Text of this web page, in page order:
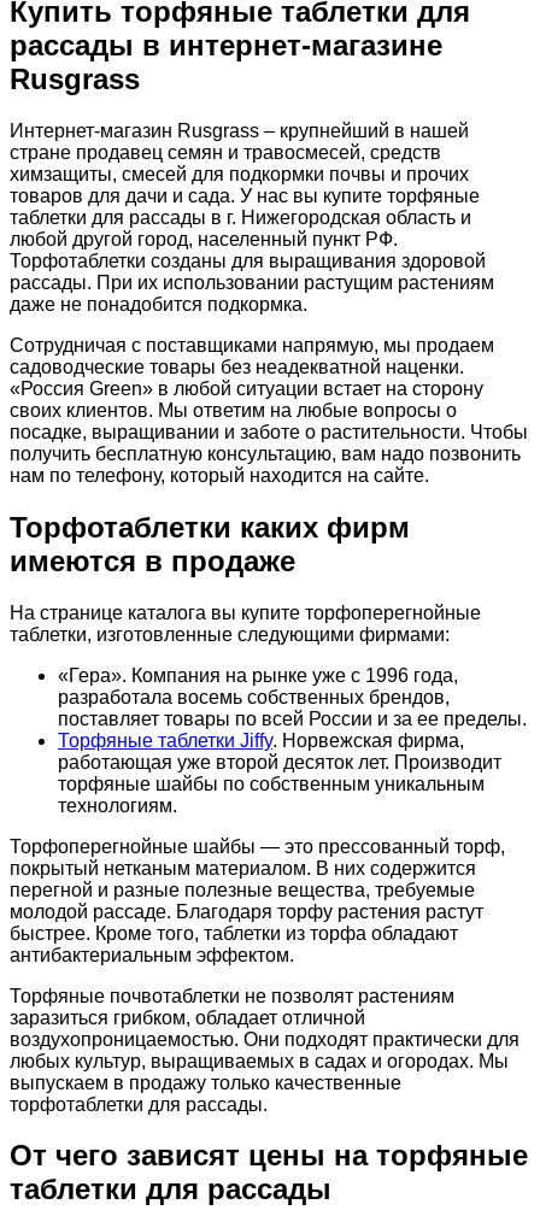
Купить торфяные таблетки для
рассады в интернет-магазине
Rusgrass
Интернет-магазин Rusgrass – крупнейший в нашей
стране продавец семян и травосмесей, средств
химзащиты, смесей для подкормки почвы и прочих
товаров для дачи и сада. У нас вы купите торфяные
таблетки для рассады в г. Нижегородская область и
любой другой город, населенный пункт РФ.
Торфотаблетки созданы для выращивания здоровой
рассады. При их использовании растущим растениям
даже не понадобится подкормка.
Сотрудничая с поставщиками напрямую, мы продаем
садоводческие товары без неадекватной наценки.
«Россия Green» в любой ситуации встает на сторону
своих клиентов. Мы ответим на любые вопросы о
посадке, выращивании и заботе о растительности. Чтобы
получить бесплатную консультацию, вам надо позвонить
нам по телефону, который находится на сайте.
Торфотаблетки каких фирм
имеются в продаже
На странице каталога вы купите торфоперегнойные
таблетки, изготовленные следующими фирмами:
«Гера». Компания на рынке уже с 1996 года,
разработала восемь собственных брендов,
поставляет товары по всей России и за ее пределы.
Торфяные таблетки Jiffy. Норвежская фирма,
работающая уже второй десяток лет. Производит
торфяные шайбы по собственным уникальным
технологиям.
Торфоперегнойные шайбы — это прессованный торф,
покрытый нетканым материалом. В них содержится
перегной и разные полезные вещества, требуемые
молодой рассаде. Благодаря торфу растения растут
быстрее. Кроме того, таблетки из торфа обладают
антибактериальным эффектом.
Торфяные почвотаблетки не позволят растениям
заразиться грибком, обладает отличной
воздухопроницаемостью. Они подходят практически для
любых культур, выращиваемых в садах и огородах. Мы
выпускаем в продажу только качественные
торфотаблетки для рассады.
От чего зависят цены на торфяные
таблетки для рассады